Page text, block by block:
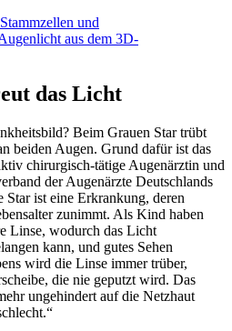
und
aus dem 3D-
das Licht
Beim Grauen Star trübt
beiden Augen. Grund dafür ist das
chirurgisch-tätige Augenärztin und
der Augenärzte Deutschlands
ist eine Erkrankung, deren
zunimmt. Als Kind haben
Linse, wodurch das Licht
kann, und gutes Sehen
wird die Linse immer trüber,
die nie geputzt wird. Das
ungehindert auf die Netzhaut